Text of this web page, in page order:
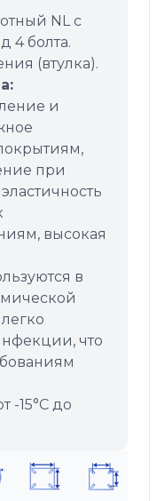
NL с
4 болта.
(втулка).
и
при
высокая
в
что
-15°C до